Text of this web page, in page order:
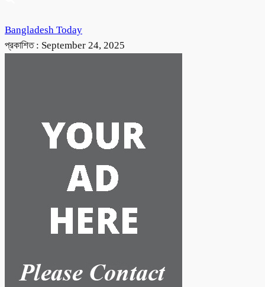
Bangladesh Today
প্রকাশিত : September 24, 2025